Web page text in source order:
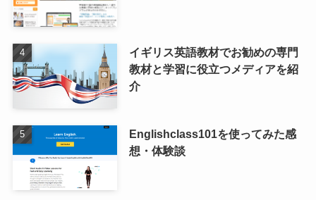
イギリス英語教材でお勧めの専門
教材と学習に役立つメディアを紹
介
Englishclass101を使ってみた感
想・体験談